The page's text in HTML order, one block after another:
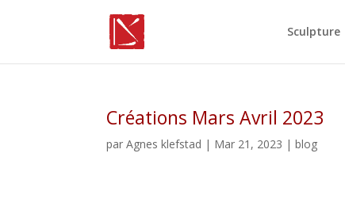
Sculpture
Créations Mars Avril 2023
parAgnes klefstad | Mar 21, 2023 |blog